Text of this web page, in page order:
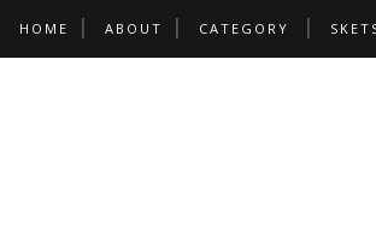
HOME ABOUT CATEGORY